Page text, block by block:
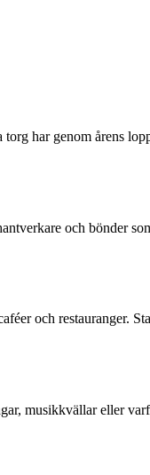
har genom årens
och bönder
och restauranger.
musikkvällar eller